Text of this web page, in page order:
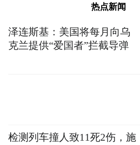
学家将对空间样品进行组织
及其分布差异等测试分析，
生长、成分偏析、凝固缺陷
力其应用于航空航天、高端
热点新闻
泽连斯基：美国将每月向乌
克兰提供“爱国者”拦截导弹
检测列车撞人致11死2伤，施